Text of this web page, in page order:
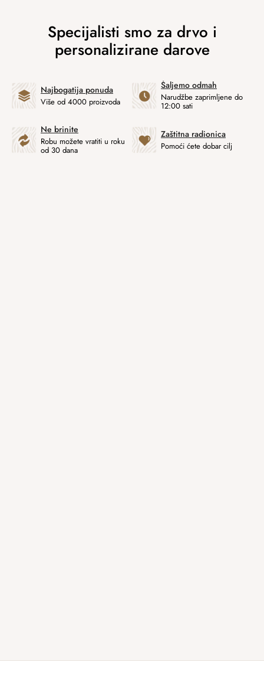
Najbogatija ponuda
Više od 4000 proizvoda
Šaljemo odmah
Narudžbe zaprimljene do
12:00 sati
Ne brinite
Robu možete vratiti u roku
od 30 dana
Zaštitna radionica
Pomoći ćete dobar cilj